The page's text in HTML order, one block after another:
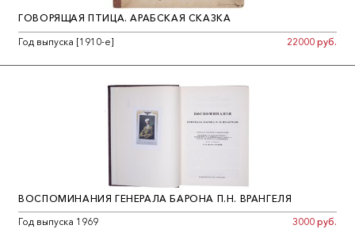
ГОВОРЯЩАЯ ПТИЦА. АРАБСКАЯ СКАЗКА
Год выпуска [1910-е]
22000 руб.
ВОСПОМИНАНИЯ ГЕНЕРАЛА БАРОНА П.Н. ВРАНГЕЛЯ
Год выпуска 1969
3000 руб.